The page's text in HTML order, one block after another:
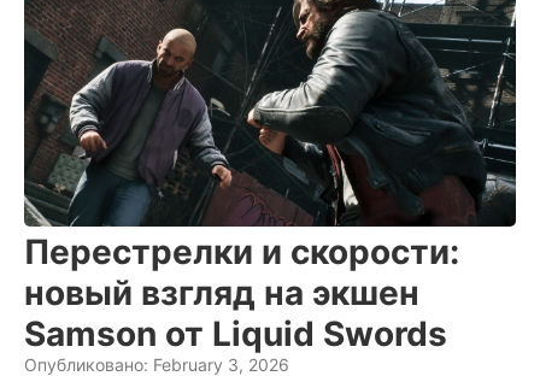
Перестрелки и скорости:
новый взгляд на экшен
Samson от Liquid Swords
Опубликовано: February 3, 2026